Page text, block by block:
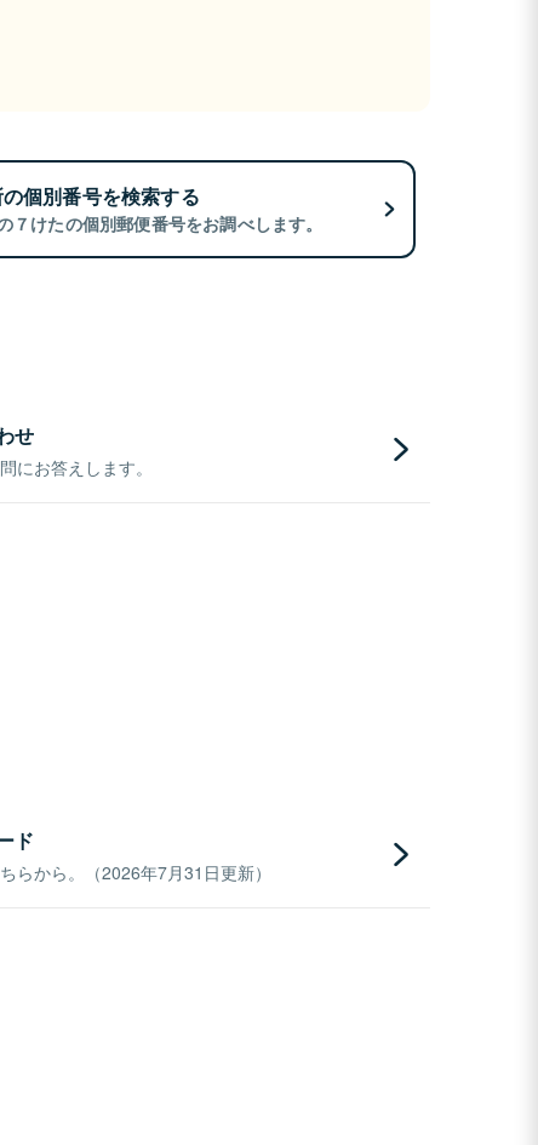
個別番号を検索する
７けたの個別郵便番号をお調べします。
せ
にお答えします。
ド
らから。（2026年7月31日更新）